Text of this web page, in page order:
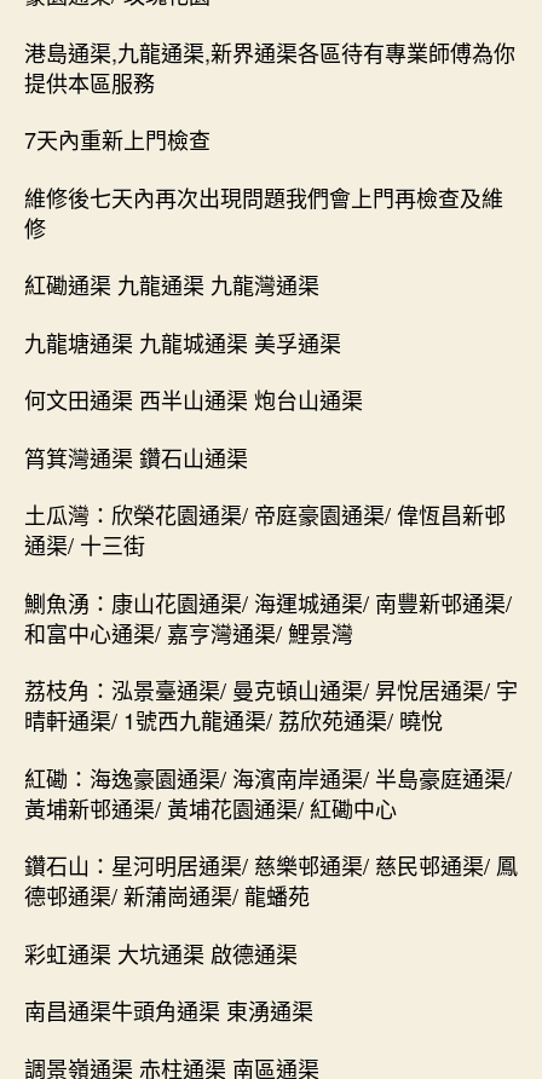
港島通渠,九龍通渠,新界通渠各區待有專業師傅為你
提供本區服務
7天內重新上門檢查
維修後七天內再次出現問題我們會上門再檢查及維
修
紅磡通渠 九龍通渠 九龍灣通渠
九龍塘通渠 九龍城通渠 美孚通渠
何文田通渠 西半山通渠 炮台山通渠
筲箕灣通渠 鑽石山通渠
土瓜灣：欣榮花園通渠/ 帝庭豪園通渠/ 偉恆昌新邨
通渠/ 十三街
鰂魚湧：康山花園通渠/ 海運城通渠/ 南豐新邨通渠/
和富中心通渠/ 嘉亨灣通渠/ 鯉景灣
荔枝角：泓景臺通渠/ 曼克頓山通渠/ 昇悅居通渠/ 宇
晴軒通渠/ 1號西九龍通渠/ 荔欣苑通渠/ 曉悅
紅磡：海逸豪園通渠/ 海濱南岸通渠/ 半島豪庭通渠/
黃埔新邨通渠/ 黃埔花園通渠/ 紅磡中心
鑽石山：星河明居通渠/ 慈樂邨通渠/ 慈民邨通渠/ 鳳
德邨通渠/ 新蒲崗通渠/ 龍蟠苑
彩虹通渠 大坑通渠 啟德通渠
南昌通渠牛頭角通渠 東湧通渠
調景嶺通渠 赤柱通渠 南區通渠